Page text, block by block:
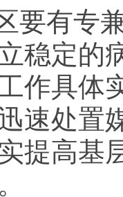
要有专
稳定的
作具体
速处置
提高基